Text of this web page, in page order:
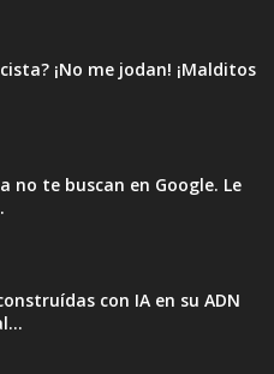
¡No me jodan! ¡Malditos
no te buscan en Google. Le
con IA en su ADN